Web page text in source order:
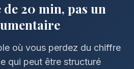
de 20 min, pas un
où vous perdez du chiffre
qui peut être structuré